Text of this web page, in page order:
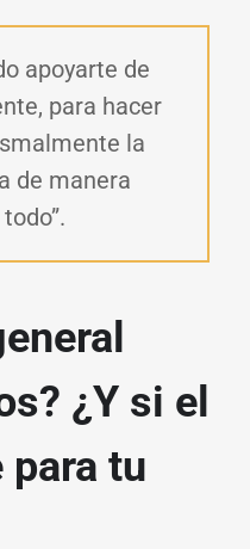
apoyarte de
para hacer
la
de manera
¿Y si el
tu